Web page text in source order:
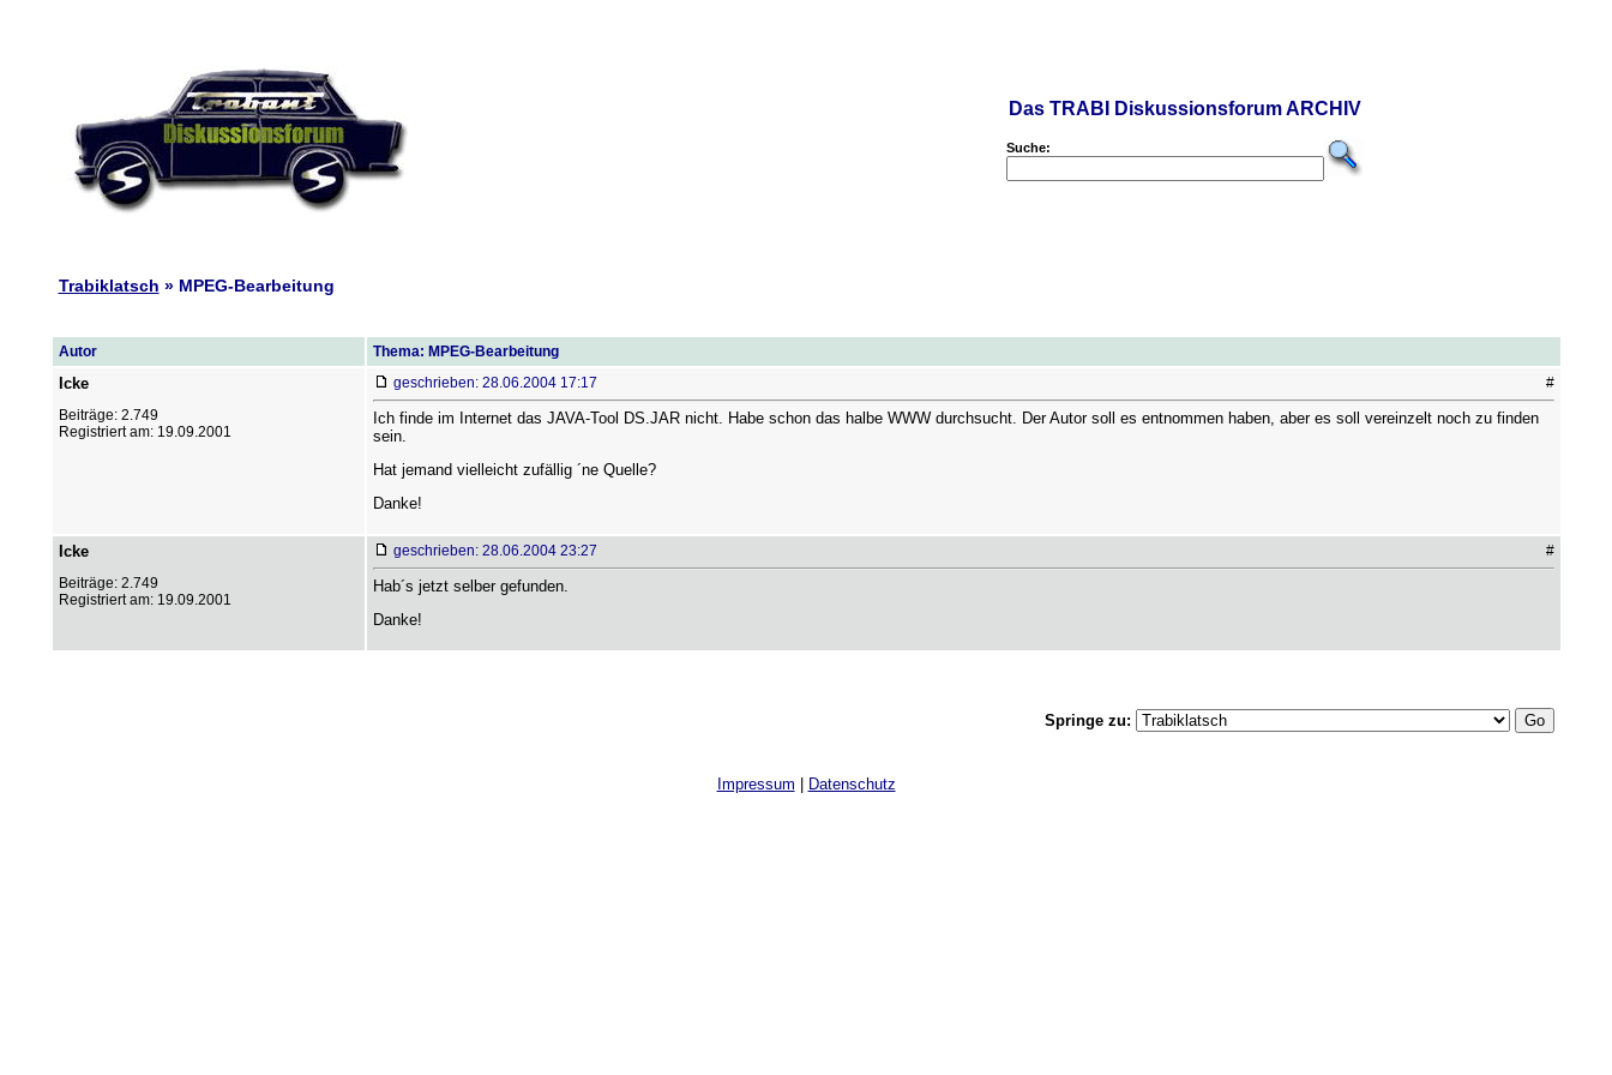
Das TRABI Diskussionsforum ARCHIV
Suche:
Trabiklatsch » MPEG-Bearbeitung
Autor Thema: MPEG-Bearbeitung
Icke
Beiträge: 2.749
Registriert am: 19.09.2001
geschrieben: 28.06.2004 17:17 #
Ich finde im Internet das JAVA-Tool DS.JAR nicht. Habe schon das halbe WWW durchsucht. Der Autor soll es entnommen haben, aber es soll vereinzelt noch zu finden
sein.
Hat jemand vielleicht zufällig ´ne Quelle?
Danke!
Icke
Beiträge: 2.749
Registriert am: 19.09.2001
geschrieben: 28.06.2004 23:27 #
Hab´s jetzt selber gefunden.
Danke!
Springe zu:
Impressum Datenschutz